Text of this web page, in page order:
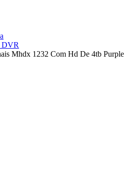
DVR
Mhdx 1232 Com Hd De 4tb Purple